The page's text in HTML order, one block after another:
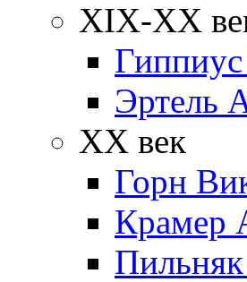
XIX-XX
Эртель
XX век
Горн
Крамер